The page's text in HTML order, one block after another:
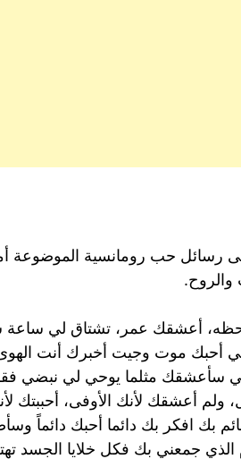
رسائل حب رومانسية الموضوعة
والروح.
أعشقك عمر، تشتاق لي
أحبك موت وجيت أخبرك أنت
سأعشقك مثلما يوحي لي نبضي
ولم أعشقك لأنك الأوفى،
بك افكر بك دائما أحبك دائماً
الذي جمعني بك فكل خلايا الجسد